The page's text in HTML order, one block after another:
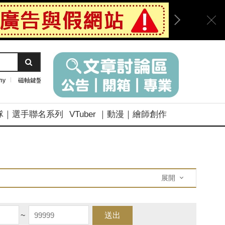
磁軸鍵盤
｜選手聯名系列 VTuber ｜動漫｜繪師創作
展開
~ 送出